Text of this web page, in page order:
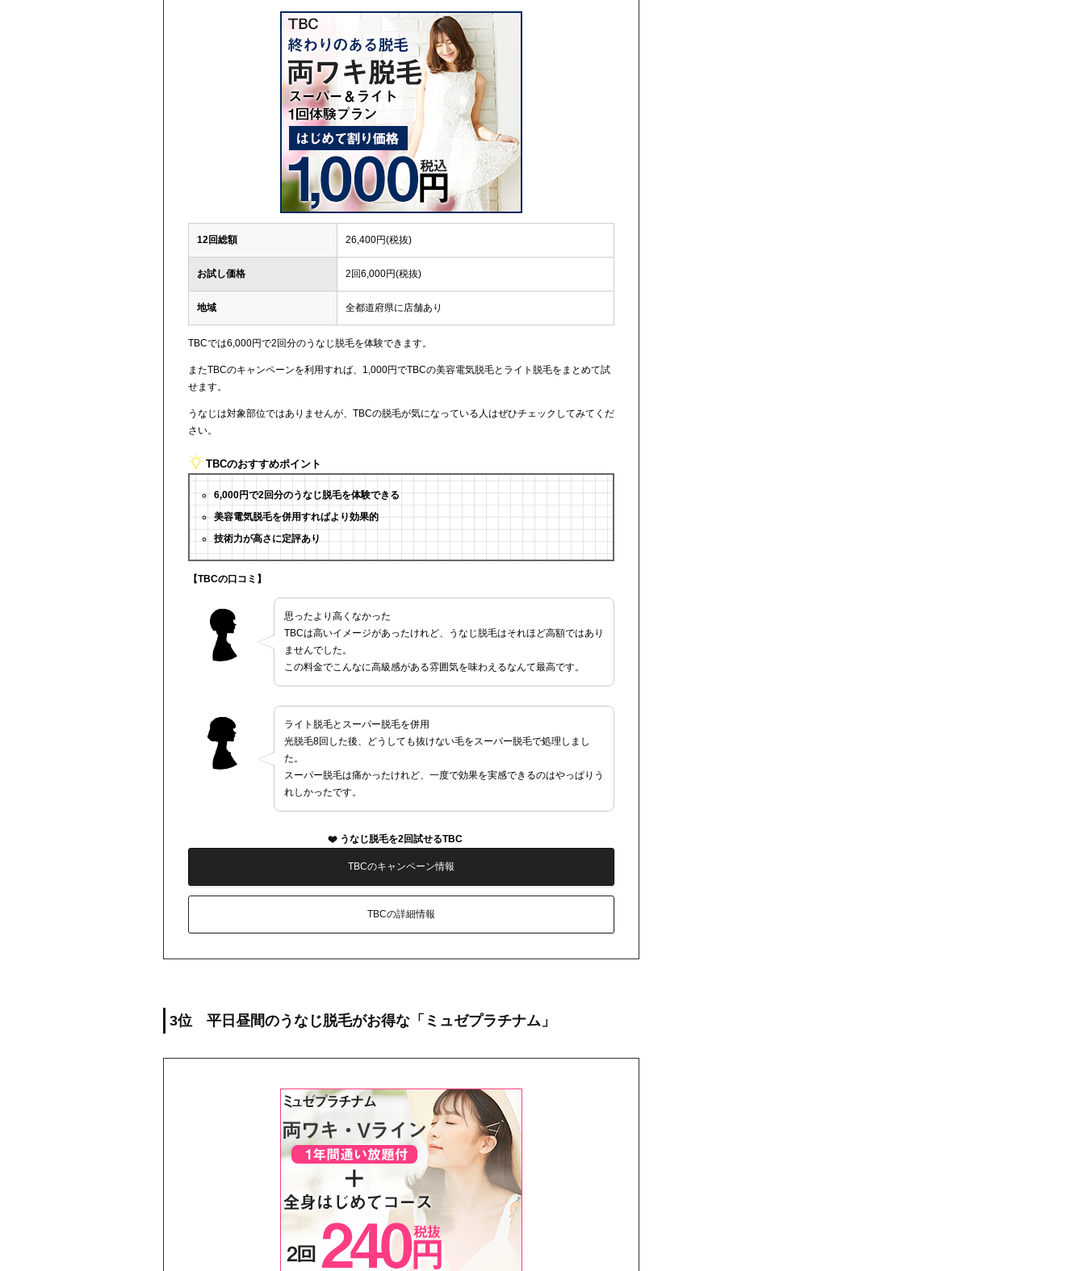
12回総額 26,400円(税抜)
お試し価格 2回6,000円(税抜)
地域 全都道府県に店舗あり
TBCでは6,000円で2回分のうなじ脱毛を体験できます。
またTBCのキャンペーンを利用すれば、1,000円でTBCの美容電気脱毛とライト脱毛をまとめて試
せます。
うなじは対象部位ではありませんが、TBCの脱毛が気になっている人はぜひチェックしてみてくだ
さい。
TBCのおすすめポイント
6,000円で2回分のうなじ脱毛を体験できる
美容電気脱毛を併用すればより効果的
技術力が高さに定評あり
【TBCの口コミ】
思ったより高くなかった
TBCは高いイメージがあったけれど、うなじ脱毛はそれほど高額ではあり
ませんでした。
この料金でこんなに高級感がある雰囲気を味わえるなんて最高です。
ライト脱毛とスーパー脱毛を併用
光脱毛8回した後、どうしても抜けない毛をスーパー脱毛で処理しまし
た。
スーパー脱毛は痛かったけれど、一度で効果を実感できるのはやっぱりう
れしかったです。
うなじ脱毛を2回試せるTBC
TBCのキャンペーン情報
TBCの詳細情報
3位 平日昼間のうなじ脱毛がお得な「ミュゼプラチナム」